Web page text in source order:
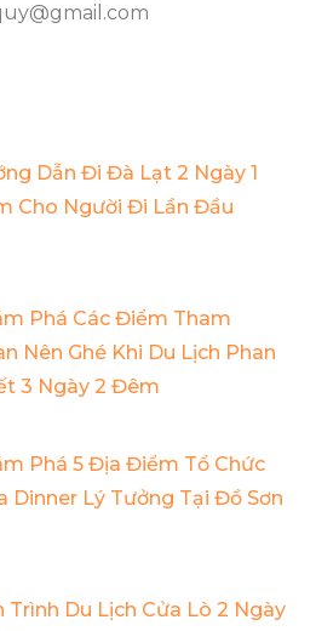
Dẫn Đi Đà Lạt 2 Ngày 1
Cho Người Đi Lần Đầu
Phá Các Điểm Tham
Nên Ghé Khi Du Lịch Phan
3 Ngày 2 Đêm
Phá 5 Địa Điểm Tổ Chức
Dinner Lý Tưởng Tại Đồ Sơn
Trình Du Lịch Cửa Lò 2 Ngày